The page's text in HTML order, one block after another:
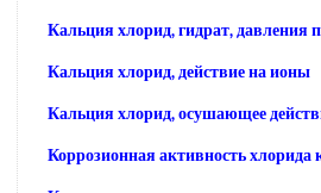
Кальция хлорид, гидрат, давления
Кальция хлорид, действие на ионы
Кальция хлорид, осушающее
Коррозионная активность хлорида